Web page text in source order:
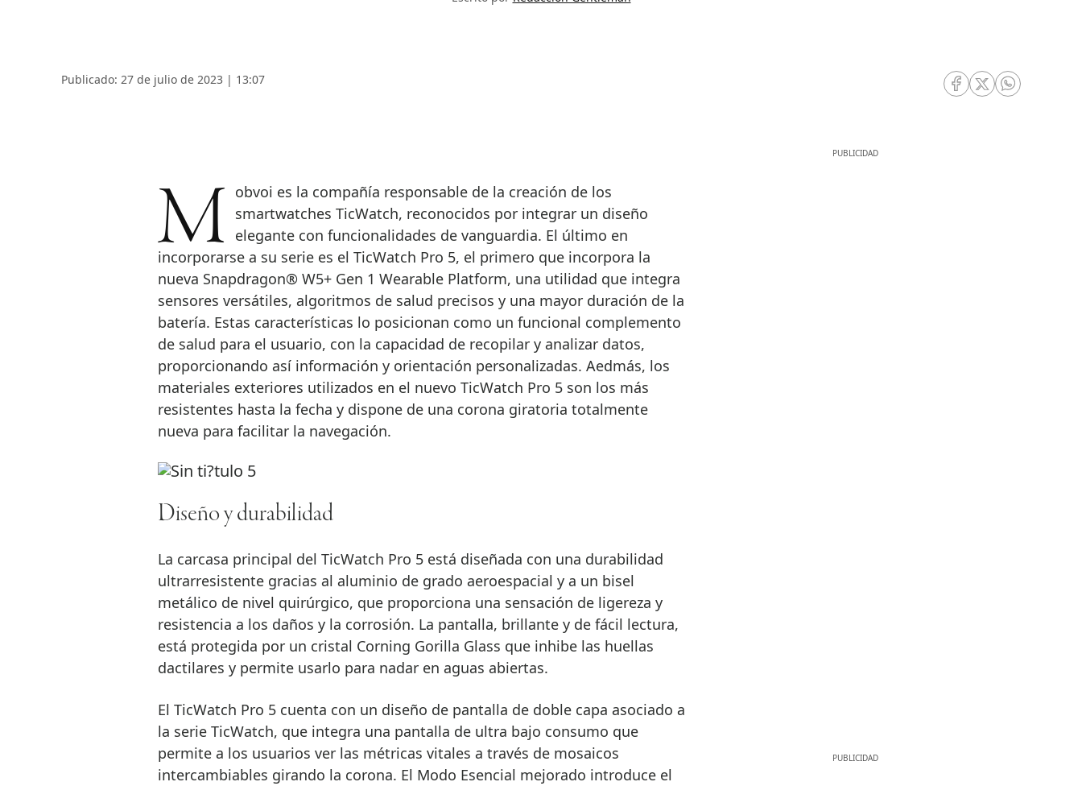
Publicado: 27 de julio de 2023 | 13:07
RRSS Facebook
RRSS Twitter
RRSS
Mobvoi es la compañía responsable de la creación de los
smartwatches TicWatch, reconocidos por integrar un diseño
elegante con funcionalidades de vanguardia. El último en
incorporarse a su serie es el TicWatch Pro 5, el primero que incorpora la
nueva Snapdragon® W5+ Gen 1 Wearable Platform, una utilidad que integra
sensores versátiles, algoritmos de salud precisos y una mayor duración de la
batería. Estas características lo posicionan como un funcional complemento
de salud para el usuario, con la capacidad de recopilar y analizar datos,
proporcionando así información y orientación personalizadas. Aedmás, los
materiales exteriores utilizados en el nuevo TicWatch Pro 5 son los más
resistentes hasta la fecha y dispone de una corona giratoria totalmente
nueva para facilitar la navegación.
Diseño y durabilidad
La carcasa principal del TicWatch Pro 5 está diseñada con una durabilidad
ultrarresistente gracias al aluminio de grado aeroespacial y a un bisel
metálico de nivel quirúrgico, que proporciona una sensación de ligereza y
resistencia a los daños y la corrosión. La pantalla, brillante y de fácil lectura,
está protegida por un cristal Corning Gorilla Glass que inhibe las huellas
dactilares y permite usarlo para nadar en aguas abiertas.
El TicWatch Pro 5 cuenta con un diseño de pantalla de doble capa asociado a
la serie TicWatch, que integra una pantalla de ultra bajo consumo que
permite a los usuarios ver las métricas vitales a través de mosaicos
intercambiables girando la corona. El Modo Esencial mejorado introduce el